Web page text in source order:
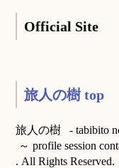
Official Site
旅人の樹 top
旅人の樹 - tabibito
～ profile session
. All Rights Reserved.